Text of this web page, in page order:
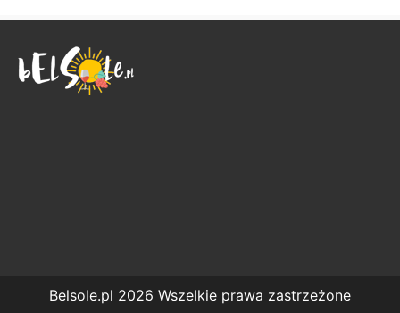
Belsole.pl 2026 Wszelkie prawa zastrzeżone